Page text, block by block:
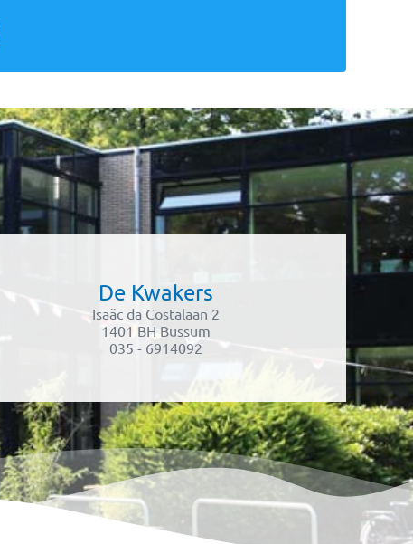
De Kwakers
Isaäc da Costalaan 2
1401 BH Bussum
035 - 6914092